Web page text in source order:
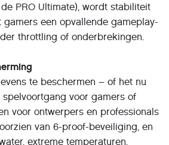
PRO Ultimate), wordt stabiliteit
een opvallende gameplay-
throttling of onderbrekingen.
te beschermen – of het nu
voor gamers of
voor ontwerpers en professionals
van 6-proof-beveiliging, en
extreme temperaturen,